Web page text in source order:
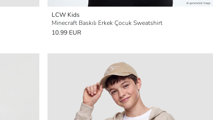
LCW Kids
Minecraft Baskılı Erkek Çocuk Sweatshirt
10.99 EUR